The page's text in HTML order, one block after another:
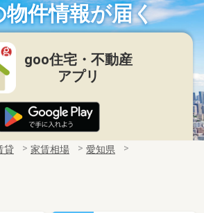
物件情報が届く
goo住宅・不動産
アプリ
貸 家賃相場
愛知県